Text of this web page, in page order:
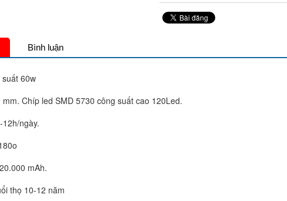
Bình luận
60w
Chíp led SMD 5730 công suất cao 120Led.
ngày.
mAh.
thọ 10-12 năm